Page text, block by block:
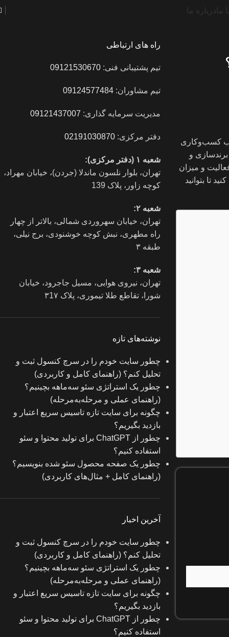
ما درباره ما
کسب‌وکاری
و
و میزان
تا بتوانید
راه های ارتباطی
تیم پشتیبانی فنی:09121530670
تیم مشاوران:09124577484
مدیریت سرمایه گذاری: 09121437007
دفتر مرکزی:02191030870
شعبه ۱ (دفتر مرکزی):
تهران، بلوار نلسون ماندلا (جردن)، خیابان مهراد،
کوچه زاور، پلاک 139
شعبه ۲:
تهران، خيابان سهروردی شمالی، بالاتر از چهار
راه مطهری، نبش کوچه خوشنودی، برج نیلی،
طبقه ۳
شعبه ۳:
تهران، نیروی هوایی، مسیل جاجرود، خیابان
شورا، تقاطع طلا تیموری، پلاک ۳1۷
نوشته‌های تازه
چطور سایت خودم را در سرچ کنسول ثبت و
تحلیل کنم؟ (راهنمای کامل و کاربردی)
چطور یک استراتژی سئو سه‌ماهه بچینیم؟
(راهنمای عملی و مرحله‌به‌مرحله)
چگونه برای سایت تازه‌ تاسیس سریع اعتبار و
بازدید بگیریم؟
چطور از ChatGPT برای تولید محتوا و سئو
استفاده کنیم؟
چطور یک صفحه محصول سئو شده بنویسیم؟
(راهنمای کامل + مثال‌های کاربردی)
آخرین اخبار
چطور سایت خودم را در سرچ کنسول ثبت و
تحلیل کنم؟ (راهنمای کامل و کاربردی)
چطور یک استراتژی سئو سه‌ماهه بچینیم؟
(راهنمای عملی و مرحله‌به‌مرحله)
چگونه برای سایت تازه‌ تاسیس سریع اعتبار و
بازدید بگیریم؟
چطور از ChatGPT برای تولید محتوا و سئو
استفاده کنیم؟